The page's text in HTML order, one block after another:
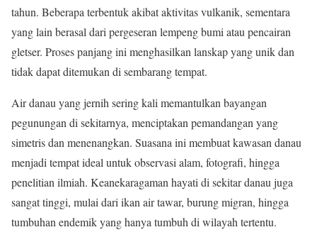
tahun. Beberapa terbentuk akibat aktivitas vulkanik, sementara
yang lain berasal dari pergeseran lempeng bumi atau pencairan
gletser. Proses panjang ini menghasilkan lanskap yang unik dan
tidak dapat ditemukan di sembarang tempat.
Air danau yang jernih sering kali memantulkan bayangan
pegunungan di sekitarnya, menciptakan pemandangan yang
simetris dan menenangkan. Suasana ini membuat kawasan danau
menjadi tempat ideal untuk observasi alam, fotografi, hingga
penelitian ilmiah. Keanekaragaman hayati di sekitar danau juga
sangat tinggi, mulai dari ikan air tawar, burung migran, hingga
tumbuhan endemik yang hanya tumbuh di wilayah tertentu.